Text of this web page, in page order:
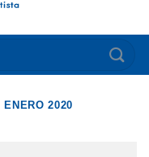
ENERO 2020